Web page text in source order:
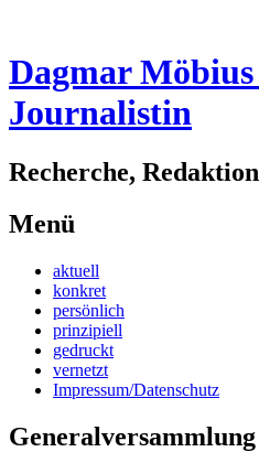
Dagmar
Journalistin
Recherche,
Menü
Zum
Inhalt
springen
aktuell
konkret
persönlich
prinzipiell
gedruckt
vernetzt
Impressum/Datenschutz
Generalversammlung